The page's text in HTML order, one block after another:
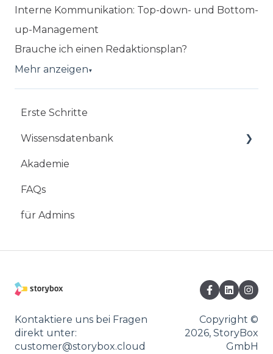
Interne Kommunikation: Top-down- und Bottom-
up-Management
Brauche ich einen Redaktionsplan?
Mehr anzeigen▼
Erste Schritte
Wissensdatenbank
Mobile App
StoryBox Web-Studio
StoryBox Cloud
Akademie
FAQs
für Admins
Kontaktiere uns bei Fragen
direkt unter:
customer@storybox.cloud
Copyright ©
2026, StoryBox
GmbH